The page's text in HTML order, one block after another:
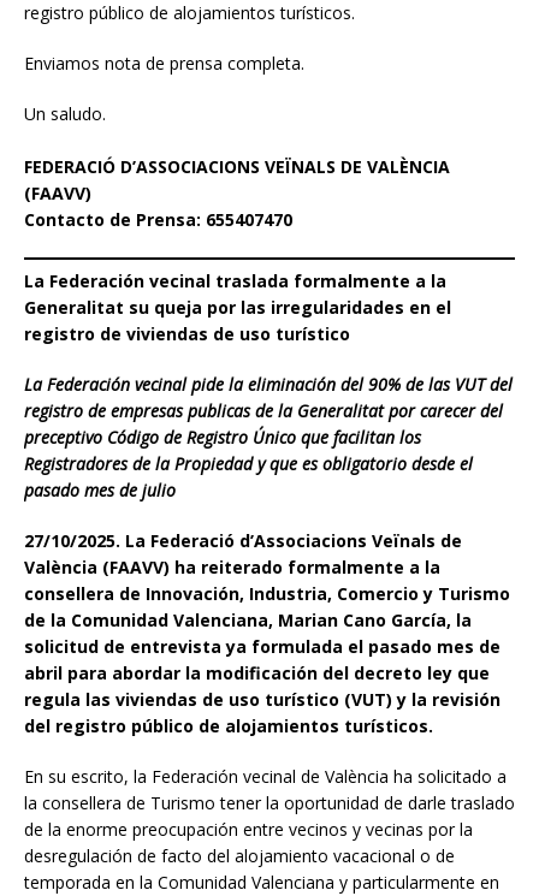
registro público de alojamientos turísticos.
Enviamos nota de prensa completa.
Un saludo.
FEDERACIÓ D’ASSOCIACIONS VEÏNALS DE VALÈNCIA
(FAAVV)
Contacto de Prensa: 655407470
La Federación vecinal traslada formalmente a la
Generalitat su queja por las irregularidades en el
registro de viviendas de uso turístico
La Federación vecinal pide la eliminación del 90% de las VUT del
registro de empresas publicas de la Generalitat por carecer del
preceptivo Código de Registro Único que facilitan los
Registradores de la Propiedad y que es obligatorio desde el
pasado mes de julio
27/10/2025. La Federació d’Associacions Veïnals de
València (FAAVV) ha reiterado formalmente a la
consellera de Innovación, Industria, Comercio y Turismo
de la Comunidad Valenciana, Marian Cano García, la
solicitud de entrevista ya formulada el pasado mes de
abril para abordar la modificación del decreto ley que
regula las viviendas de uso turístico (VUT) y la revisión
del registro público de alojamientos turísticos.
En su escrito, la Federación vecinal de València ha solicitado a
la consellera de Turismo tener la oportunidad de darle traslado
de la enorme preocupación entre vecinos y vecinas por la
desregulación de facto del alojamiento vacacional o de
temporada en la Comunidad Valenciana y particularmente en